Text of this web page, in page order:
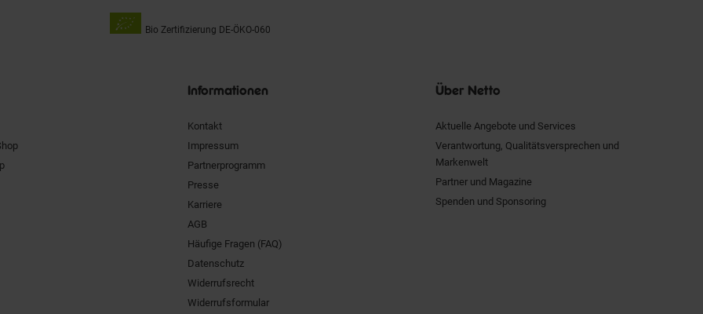
Bio Zertifizierung DE-ÖKO-060
Informationen
Kontakt
Impressum
Partnerprogramm
Presse
Karriere
AGB
Häufige Fragen (FAQ)
Datenschutz
Widerrufsrecht
Widerrufsformular
Über Netto
Aktuelle Angebote und Services
Verantwortung, Qualitätsversprechen und
Markenwelt
Partner und Magazine
Spenden und Sponsoring